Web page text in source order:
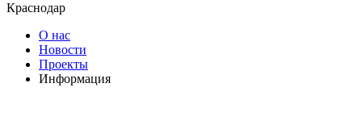
Краснодар
О нас
Новости
Проекты
Информация